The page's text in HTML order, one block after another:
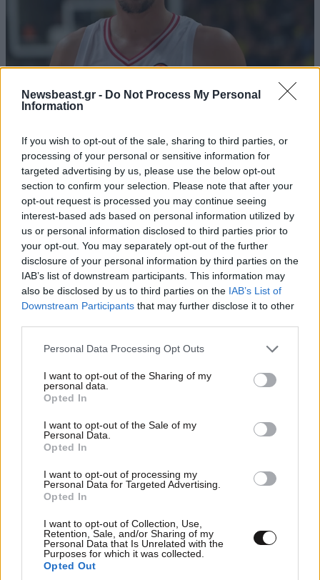
Newsbeast.gr - Do Not Process My Personal
Information
If you wish to opt-out of the sale, sharing to third parties, or
processing of your personal or sensitive information for
targeted advertising by us, please use the below opt-out
section to confirm your selection. Please note that after your
opt-out request is processed you may continue seeing
interest-based ads based on personal information utilized by
us or personal information disclosed to third parties prior to
your opt-out. You may separately opt-out of the further
disclosure of your personal information by third parties on the
IAB’s list of downstream participants. This information may
also be disclosed by us to third parties on the IAB’s List of
Downstream Participants that may further disclose it to other
Please note that this website/app uses one or more Google
not limited to your visit or usage behaviour. You may click to
grant or deny consent to Google and its third-party tags to
use your data for below specified purposes in below Google
consent section.
Personal Data Processing Opt Outs
I want to opt-out of the Sharing of my
personal data.
Opted In
I want to opt-out of the Sale of my
Personal Data.
Opted In
I want to opt-out of processing my
Personal Data for Targeted Advertising.
Opted In
I want to opt-out of Collection, Use,
Retention, Sale, and/or Sharing of my
Personal Data that Is Unrelated with the
Purposes for which it was collected.
Opted Out
ΑΘΛΗΤΙΚΑ07·08·2026 21:30
υπογράφει σε ελληνική ομάδα-έκπληξη!